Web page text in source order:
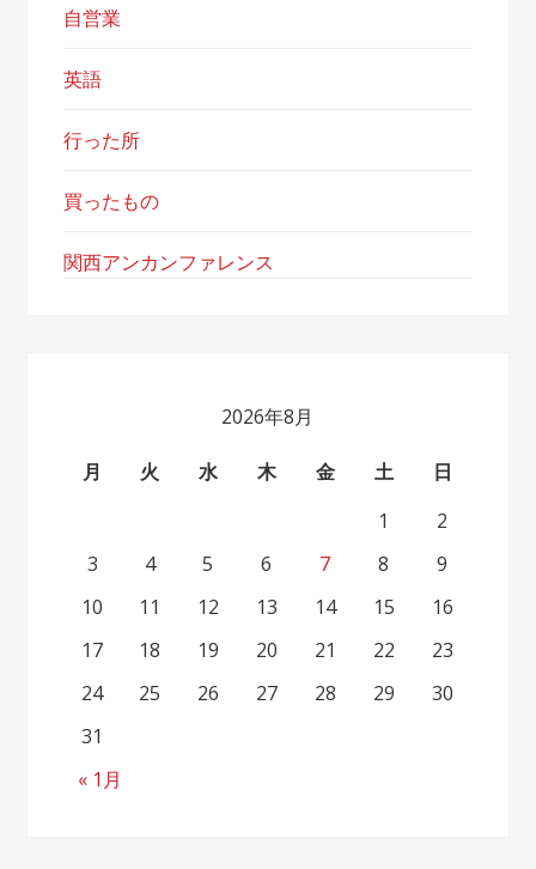
自営業
英語
行った所
買ったもの
関西アンカンファレンス
2026年8月
月 火 水 木 金 土 日
« 1月
1
2
3
4 5 6 7 8
9
10
11 12 13 14 15
16
17
18 19 20 21 22
23
24
25 26 27 28 29
30
31